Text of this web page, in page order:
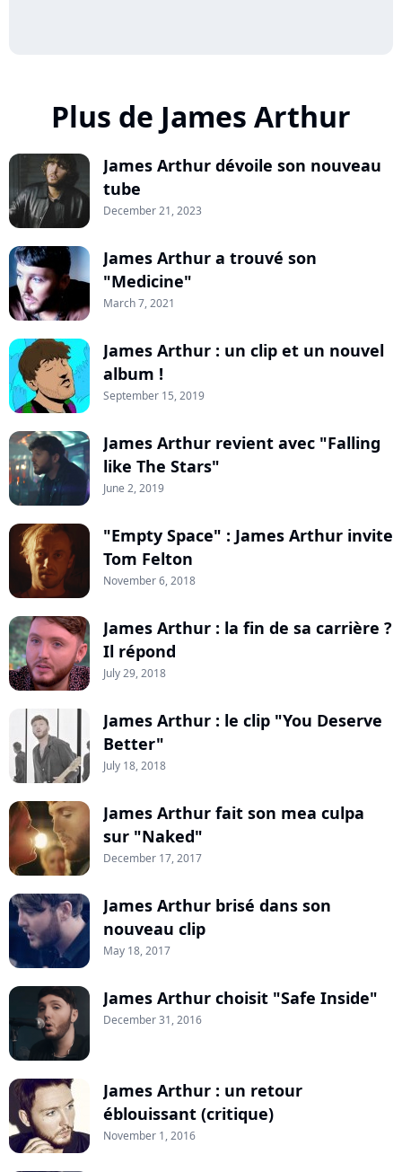
Plus de James Arthur
James Arthur dévoile son nouveau
tube
December 21, 2023
James Arthur a trouvé son
"Medicine"
March 7, 2021
James Arthur : un clip et un nouvel
album !
September 15, 2019
James Arthur revient avec "Falling
like The Stars"
June 2, 2019
"Empty Space" : James Arthur invite
Tom Felton
November 6, 2018
James Arthur : la fin de sa carrière ?
Il répond
July 29, 2018
James Arthur : le clip "You Deserve
Better"
July 18, 2018
James Arthur fait son mea culpa
sur "Naked"
December 17, 2017
James Arthur brisé dans son
nouveau clip
May 18, 2017
James Arthur choisit "Safe Inside"
December 31, 2016
James Arthur : un retour
éblouissant (critique)
November 1, 2016